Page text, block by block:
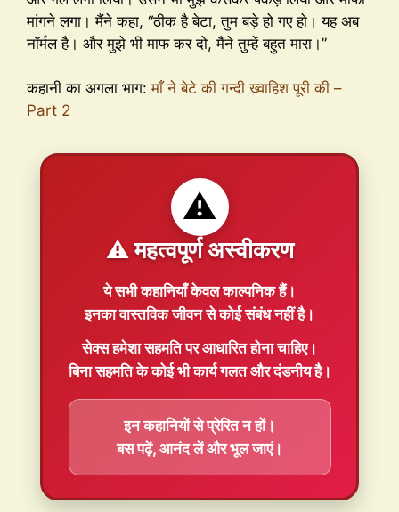
मांगने लगा। मैंने कहा, “ठीक है बेटा, तुम बड़े हो गए हो। यह अब
नॉर्मल है। और मुझे भी माफ कर दो, मैंने तुम्हें बहुत मारा।”
कहानी का अगला भाग:माँ ने बेटे की गन्दी ख्वाहिश पूरी की –
Part 2
⚠️
⚠️ महत्वपूर्ण अस्वीकरण
ये सभी कहानियाँकेवल काल्पनिकहैं।
इनका वास्तविक जीवन से कोई संबंध नहीं है।
सेक्स हमेशासहमतिपर आधारित होना चाहिए।
बिना सहमति के कोई भी कार्य गलत और दंडनीय है।
इन कहानियों से प्रेरित न हों।
बस पढ़ें, आनंद लें और भूल जाएं।